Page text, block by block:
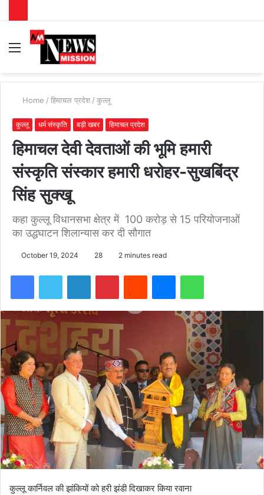
Menu
Home / हिमाचल प्रदेश / कुल्लू
कुल्लू धर्म संस्कृति बड़ी खबर हिमाचल प्रदेश
हिमाचल देवी देवताओं की भूमि हमारी
संस्कृति संस्कार हमारी धरोहर-सुखबिंद्र
सिंह सुक्खू
कहा कुल्लू विधानसभा क्षेत्र में 100 करोड़ से 15 परियोजनाओं
का उद्धघाटन शिलान्यास कर दी सौगात
October 19, 2024 28 2 minutes read
कुल्लू कार्निवल की झांकियों को हरी झंडी दिखाकर किया रवाना